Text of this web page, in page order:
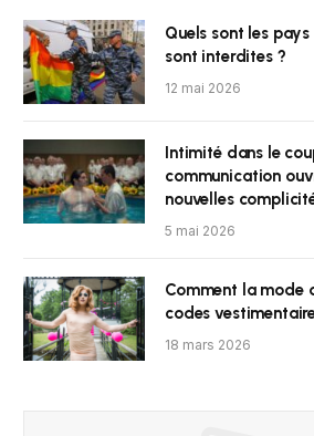
Quels sont les
sont interdites ?
12 mai 2026
Intimité dans le
communication
nouvelles
5 mai 2026
Comment la mode
codes
18 mars 2026